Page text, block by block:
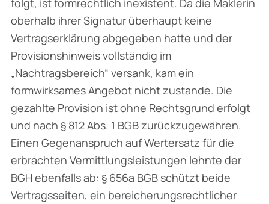
oberhalb ihrer Signatur überhaupt keine
Vertragserklärung abgegeben hatte und der
Provisionshinweis vollständig im
„Nachtragsbereich“ versank, kam ein
formwirksames Angebot nicht zustande. Die
gezahlte Provision ist ohne Rechtsgrund erfolgt
und nach § 812 Abs. 1 BGB zurückzugewähren.
Einen Gegenanspruch auf Wertersatz für die
erbrachten Vermittlungsleistungen lehnte der
BGH ebenfalls ab: § 656a BGB schützt beide
Vertragsseiten, ein bereicherungsrechtlicher